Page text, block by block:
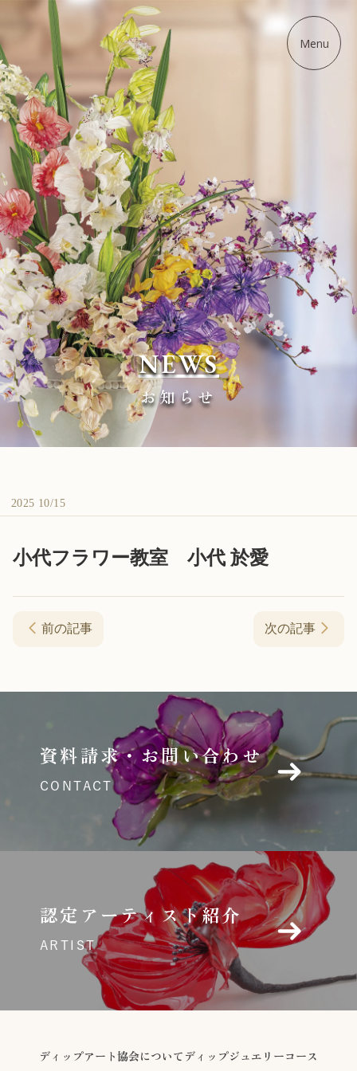
ディップアート協会
Menu
NEWS
お知らせ
2025 10/15
小代フラワー教室 小代 於愛
前の記事 次の記事
資料請求・お問い合わせ
CONTACT
認定アーティスト紹介
ARTIST
ディップアート協会について ディップジュエリーコース